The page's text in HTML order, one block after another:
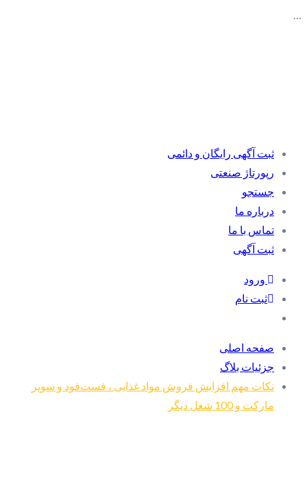
…
ثبت آگهی رایگان و دائمی
رپورتاژ صنعتی
جستجو
درباره ما
تماس با ما
ثبت آگهی
ورود
ثبت نام
صفحه اصلی
جزئیات بلاگ
نکات مهم افزایش فروش مواد غذایی ، فست‌فود و سوپر
مارکت و 100 شغل دیگر